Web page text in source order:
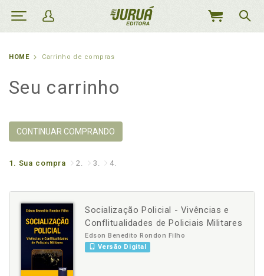
MEU
HOME Carrinho de compras
Seu carrinho
CONTINUAR COMPRANDO
1. Sua compra 2. 3. 4.
Socialização Policial - Vivências e
Conflitualidades de Policiais Militares
Edson Benedito Rondon Filho
Versão Digital